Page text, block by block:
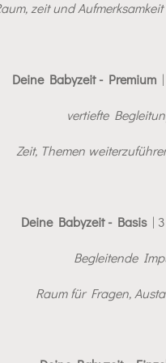
zeit und
Deine Babyzeit - Premium|
vertiefte
Zeit, Themen
Deine Babyzeit - Basis| 3
Begleitende
Raum für Fragen,